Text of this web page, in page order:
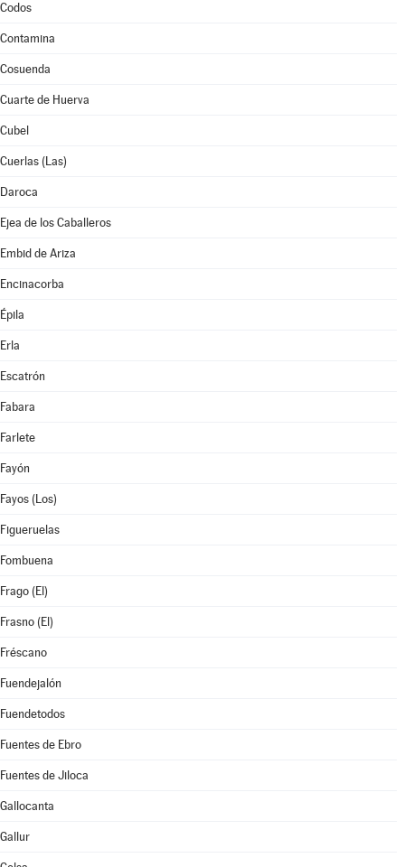
Codos
Contamina
Cosuenda
Cuarte de Huerva
Cubel
Cuerlas (Las)
Daroca
Ejea de los Caballeros
Embid de Ariza
Encinacorba
Épila
Erla
Escatrón
Fabara
Farlete
Fayón
Fayos (Los)
Figueruelas
Fombuena
Frago (El)
Frasno (El)
Fréscano
Fuendejalón
Fuendetodos
Fuentes de Ebro
Fuentes de Jiloca
Gallocanta
Gallur